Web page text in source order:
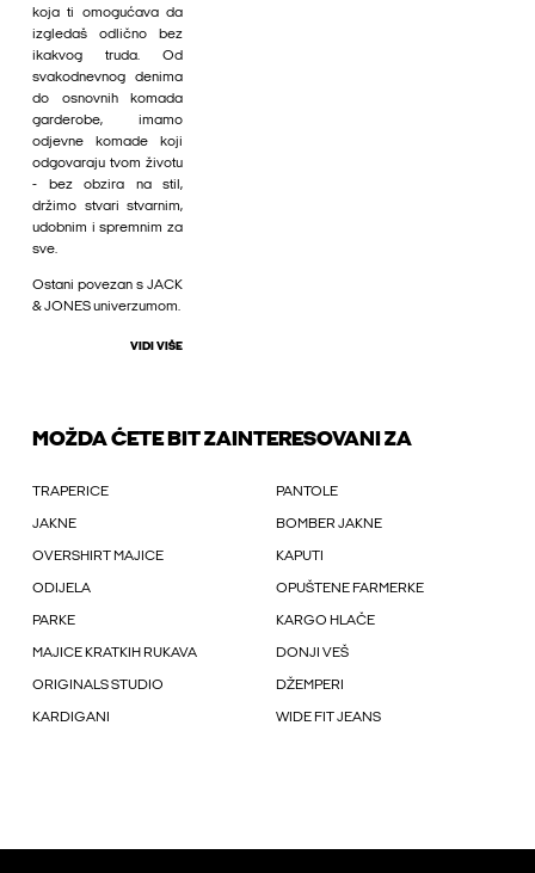
koja ti omogućava da
izgledaš odlično bez
ikakvog truda. Od
svakodnevnog denima
do osnovnih komada
garderobe, imamo
odjevne komade koji
odgovaraju tvom životu
- bez obzira na stil,
držimo stvari stvarnim,
udobnim i spremnim za
sve.
Ostani povezan s JACK
& JONES univerzumom.
VIDI VIŠE
MOŽDA ĆETE BIT ZAINTERESOVANI ZA
TRAPERICE PANTOLE
JAKNE BOMBER JAKNE
OVERSHIRT MAJICE KAPUTI
ODIJELA OPUŠTENE FARMERKE
PARKE KARGO HLAČE
MAJICE KRATKIH RUKAVA DONJI VEŠ
ORIGINALS STUDIO DŽEMPERI
KARDIGANI WIDE FIT JEANS